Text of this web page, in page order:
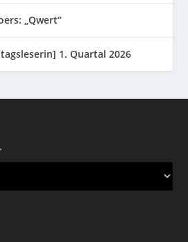
„Qwert“
1. Quartal 2026